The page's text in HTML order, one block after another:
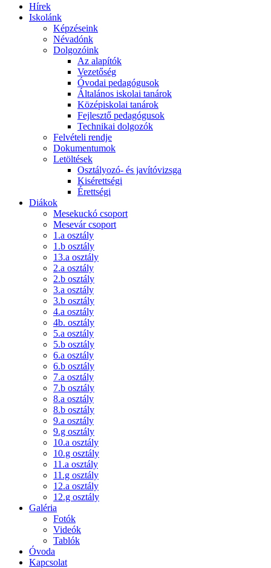
Hírek
Iskolánk
Képzéseink
Névadónk
Dolgozóink
Az alapítók
Vezetőség
Óvodai pedagógusok
Általános iskolai tanárok
Középiskolai tanárok
Fejlesztő pedagógusok
Technikai dolgozók
Felvételi rendje
Dokumentumok
Letöltések
Osztályozó- és javítóvizsga
Kisérettségi
Érettségi
Diákok
Mesekuckó csoport
Mesevár csoport
1.a osztály
1.b osztály
13.a osztály
2.a osztály
2.b osztály
3.a osztály
3.b osztály
4.a osztály
4b. osztály
5.a osztály
5.b osztály
6.a osztály
6.b osztály
7.a osztály
7.b osztály
8.a osztály
8.b osztály
9.a osztály
9.g osztály
10.a osztály
10.g osztály
11.a osztály
11.g osztály
12.a osztály
12.g osztály
Galéria
Fotók
Videók
Tablók
Óvoda
Kapcsolat